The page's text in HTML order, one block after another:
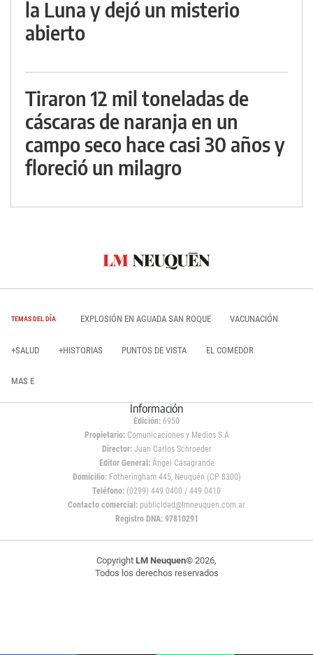
la Luna y dejó un misterio
abierto
Tiraron 12 mil toneladas de
cáscaras de naranja en un
campo seco hace casi 30 años y
floreció un milagro
TEMAS DEL DÍA EXPLOSIÓN EN AGUADA SAN ROQUE VACUNACIÓN
+SALUD +HISTORIAS PUNTOS DE VISTA EL COMEDOR
MAS E
Información
Edición: 6950
Propietario:Comunicaciones y Medios S.A
Director: Juan Carlos Schroeder
Editor General:Ángel Casagrande
Domicilio:Fotheringham 445, Neuquén (CP 8300)
Teléfono: (0299) 449 0400 / 449 0410
Contacto comercial: publicidad@lmneuquen.com.ar
Registro DNA: 97810291
Copyright LM Neuquen© 2026,
Todos los derechos reservados